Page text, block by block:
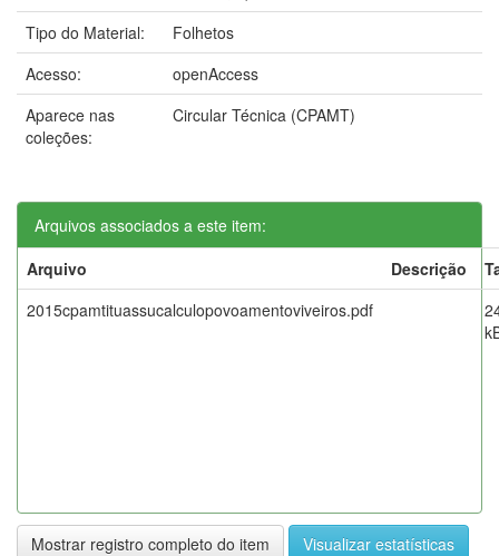
Tipo do Material:
Folhetos
Acesso:
openAccess
Aparece nas
coleções:
Circular Técnica (CPAMT)
Arquivos associados a este item:
Arquivo
Descrição
2015cpamtituassucalculopovoamentoviveiros.pdf
Mostrar registro completo do item Visualizar estatísticas